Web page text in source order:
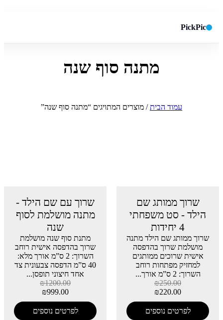
PickPic
חפש
מתנה סוף שנה
עמוד הבית/ מוצרים המתויגים “מתנה סוף שנה”
שרוך ממותג שם
הילד - סט משפחתי
4 יחידות
שרוך ממותג שם הילד מתנה
מושלמת שרוך בהדפסה
אישית שרוכים ממותגים
למחזיק מפתחות רוחב
השרוך: 2 ס”מ אורך...
₪250.00
₪220.00
לפרטים נוספים
שרוך עם שם הילד -
מתנה מושלמת לסוף
שנה
מתנת סוף שנה מושלמת
שרוך בהדפסה אישית רוחב
השרוך: 2 ס”מ אורך מלא:
40 ס”מ הדפסה צבעונית צד
אחד חיצוני תופסן...
₪1200.00
₪999.00
לפרטים נוספים